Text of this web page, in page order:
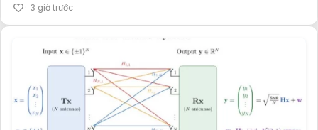
3 giờ trước